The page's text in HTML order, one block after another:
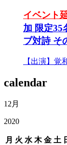
イベント
加 限定
ブ対詩 そ
【出演】覚
calendar
12月
2020
月 火 水 木 金 土